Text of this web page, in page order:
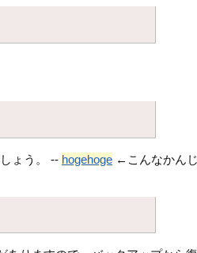
ょう。 -- hogehoge ←こんなかんじ